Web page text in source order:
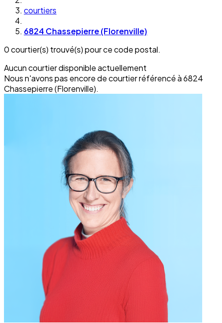
courtiers
6824 Chassepierre (Florenville)
0 courtier(s) trouvé(s) pour ce code postal.
Aucun courtier disponible actuellement
Nous n'avons pas encore de courtier référencé à 6824
Chassepierre (Florenville).